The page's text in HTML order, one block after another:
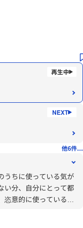
他6件...
うちに使っている気が
い分、自分にとって都
恣意的に使っている感
せるために思考する
するために、自分の